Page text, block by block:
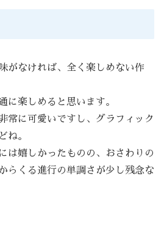
がなければ、全く楽しめない作
に楽しめると思います。
常に可愛いですし、グラフィック
ね。
は嬉しかったものの、おさわりの
らくる進行の単調さが少し残念な